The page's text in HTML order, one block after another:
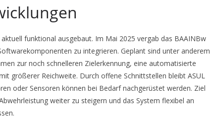
funktional ausgebaut. Im Mai 2025 vergab das BAAINBw
zu integrieren. Geplant sind unter anderem
zur noch schnelleren Zielerkennung, eine automatisierte
größerer Reichweite. Durch offene Schnittstellen bleibt ASUL
oder Sensoren können bei Bedarf nachgerüstet werden. Ziel
weiter zu steigern und das System flexibel an